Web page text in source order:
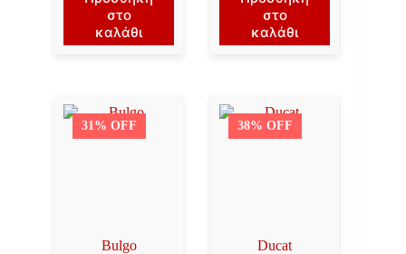
was:
€1,450.00.
τιμή
είναι:
€1,150.00.
στο
καλάθι
was:
€1,300.00.
τιμή
είναι:
€990.00.
στο
καλάθι
31% OFF
Bulgo
38% OFF
Ducat